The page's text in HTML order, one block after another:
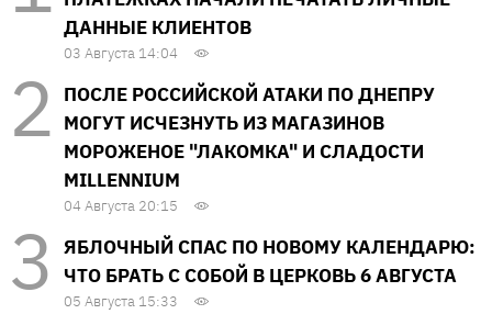
ДАННЫЕ КЛИЕНТОВ
03 Августа 14:04
ПОСЛЕ РОССИЙСКОЙ АТАКИ ПО ДНЕПРУ
МОГУТ ИСЧЕЗНУТЬ ИЗ МАГАЗИНОВ
МОРОЖЕНОЕ "ЛАКОМКА" И СЛАДОСТИ
MILLENNIUM
04 Августа 20:15
ЯБЛОЧНЫЙ СПАС ПО НОВОМУ КАЛЕНДАРЮ:
ЧТО БРАТЬ С СОБОЙ В ЦЕРКОВЬ 6 АВГУСТА
05 Августа 15:33